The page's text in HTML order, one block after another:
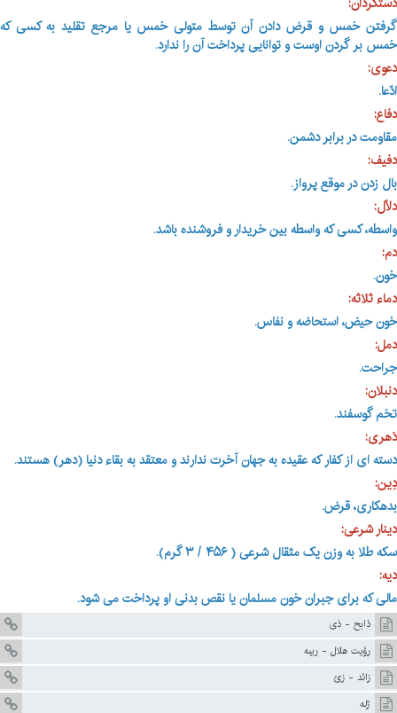
گرفتن خمس و قرض دادن آن توسط متولی خمس یا مرجع تقلید به کسی که
خمس بر گردن اوست و توانایی پرداخت آن را ندارد.
دعوی:
ادّعا.
دفاع:
مقاومت در برابر دشمن.
دفیف:
بال زدن در موقع پرواز.
دلاّل:
واسطه، کسی که واسطه بین خریدار و فروشنده باشد.
دم:
خون.
دماء ثلاثه:
خون حیض، استحاضه و نفاس.
دمل:
جراحت.
دنبلان:
تخم گوسفند.
دَهری:
دسته ای از کفار که عقیده به جهان آخرت ندارند و معتقد به بقاء دنیا (دهر) هستند.
دِین:
بدهکاری، قرض.
دینار شرعی:
سکه طلا به وزن یک مثقال شرعی ( ۴۵۶ / ۳ گرم).
دیه:
مالی که برای جبران خون مسلمان یا نقص بدنی او پرداخت می شود.
ذابح - ذى
رؤيت هلال - ريبه
زائد - زىّ
ژله